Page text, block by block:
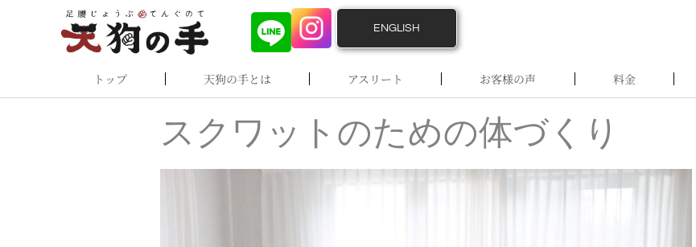
ッ
ENGLISH
トップ 天狗の手とは アスリート お客様の声 料金
スクワットのための体づくり